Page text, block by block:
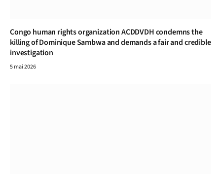
Congo human rights organization ACDDVDH condemns the
killing of Dominique Sambwa and demands a fair and credible
investigation
5 mai 2026